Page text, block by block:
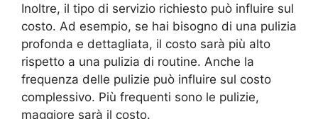
Inoltre, il tipo di servizio richiesto può influire sul
costo. Ad esempio, se hai bisogno di una pulizia
profonda e dettagliata, il costo sarà più alto
rispetto a una pulizia di routine. Anche la
frequenza delle pulizie può influire sul costo
complessivo. Più frequenti sono le pulizie,
maggiore sarà il costo.